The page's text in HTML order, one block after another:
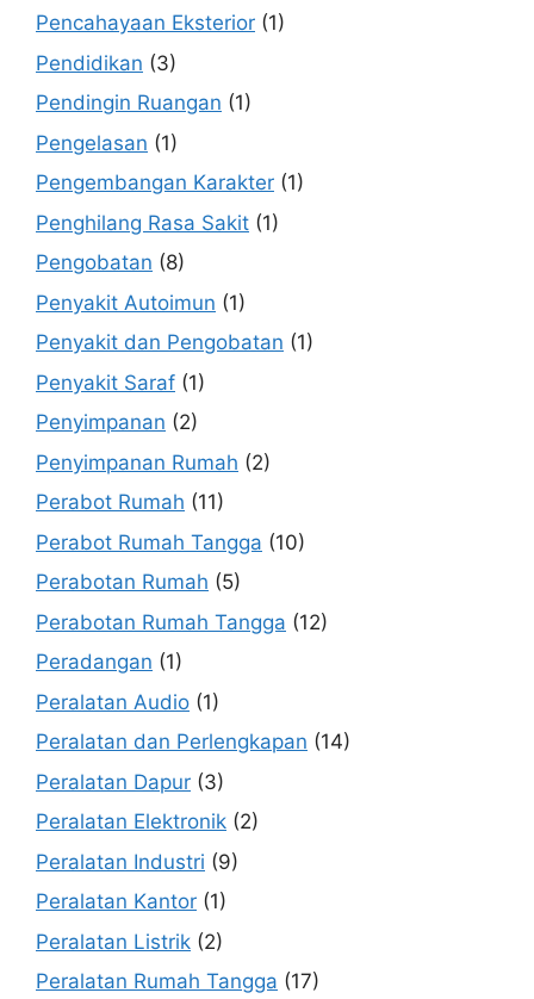
Pencahayaan Eksterior (1)
Pendidikan (3)
Pendingin Ruangan (1)
Pengelasan (1)
Pengembangan Karakter (1)
Penghilang Rasa Sakit (1)
Pengobatan (8)
Penyakit Autoimun (1)
Penyakit dan Pengobatan (1)
Penyakit Saraf (1)
Penyimpanan (2)
Penyimpanan Rumah (2)
Perabot Rumah (11)
Perabot Rumah Tangga (10)
Perabotan Rumah (5)
Perabotan Rumah Tangga (12)
Peradangan (1)
Peralatan Audio (1)
Peralatan dan Perlengkapan (14)
Peralatan Dapur (3)
Peralatan Elektronik (2)
Peralatan Industri (9)
Peralatan Kantor (1)
Peralatan Listrik (2)
Peralatan Rumah Tangga (17)